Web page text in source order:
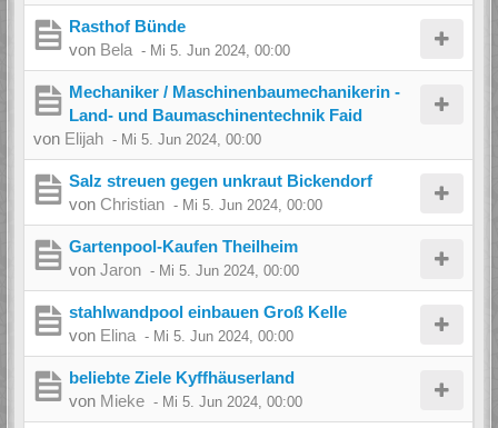
Rasthof Bünde
von Bela - Mi 5. Jun 2024, 00:00
Mechaniker / Maschinenbaumechanikerin -
Land- und Baumaschinentechnik Faid
von Elijah - Mi 5. Jun 2024, 00:00
Salz streuen gegen unkraut Bickendorf
von Christian - Mi 5. Jun 2024, 00:00
Gartenpool-Kaufen Theilheim
von Jaron - Mi 5. Jun 2024, 00:00
stahlwandpool einbauen Groß Kelle
von Elina - Mi 5. Jun 2024, 00:00
beliebte Ziele Kyffhäuserland
von Mieke - Mi 5. Jun 2024, 00:00